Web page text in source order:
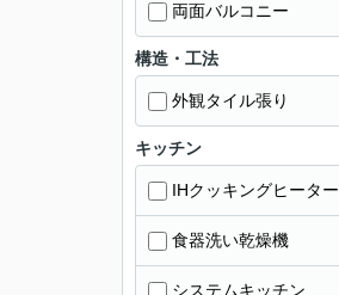
両面バルコニー
構造・工法
外観タイル張り
キッチン
IHクッキングヒーター
食器洗い乾燥機
システムキッチン